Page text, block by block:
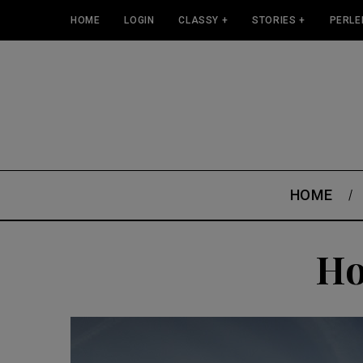
HOME LOGIN CLASSY + STORIES +
HOME